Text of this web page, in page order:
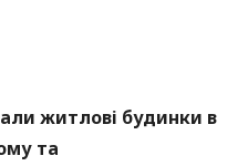
житлові будинки в
та